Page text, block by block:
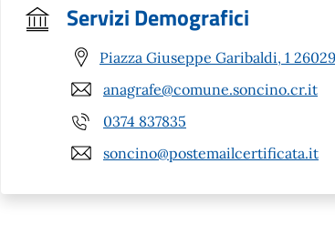
Servizi Demografici
Piazza Giuseppe Garibaldi, 1
anagrafe@comune.soncino.cr.it
0374 837835
soncino@postemailcertificata.it